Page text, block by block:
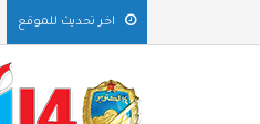
اخر تحديث للموقع